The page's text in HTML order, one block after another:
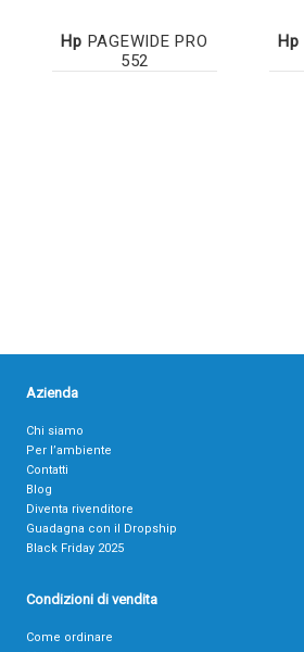
Hp PAGEWIDE PRO
552
Hp
Azienda
Chi siamo
Per l’ambiente
Contatti
Blog
Diventa rivenditore
Guadagna con il Dropship
Black Friday 2025
Condizioni di vendita
Come ordinare